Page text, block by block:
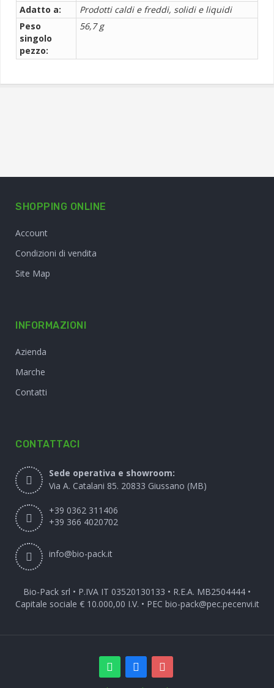
Adatto a:
Prodotti caldi e freddi, solidi e liquidi
Peso
singolo
pezzo:
56,7 g
SHOPPING ONLINE
Account
Condizioni di vendita
Site Map
INFORMAZIONI
Azienda
Marche
Contatti
CONTATTACI
Sede operativa e showroom:
Via A. Catalani 85. 20833 Giussano (MB)
+39 0362 311406
+39 366 4020702
info@bio-pack.it
Bio-Pack srl • P.IVA IT 03520130133 • R.E.A. MB2504444 •
Capitale sociale € 10.000,00 I.V. • PEC bio-pack@pec.pecenvi.it